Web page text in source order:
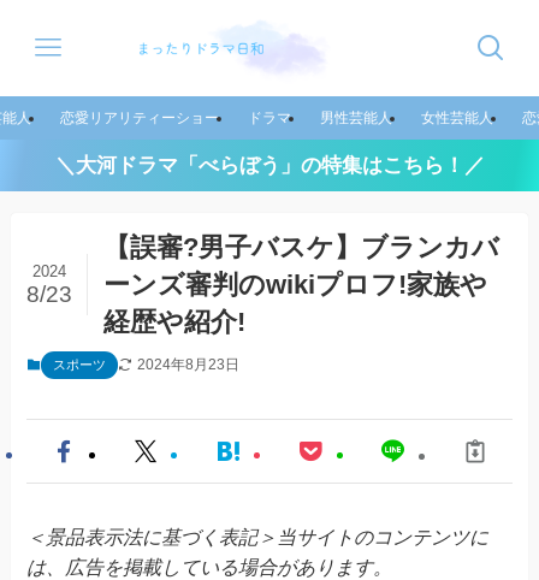
人 恋愛リアリティーショー ドラマ 男性芸能人 女性芸能人
＼大河ドラマ「べらぼう」の特集はこちら！／
【誤審?男子バスケ】ブランカバ
ーンズ審判のwikiプロフ!家族や
経歴や紹介!
2024
8/23
スポーツ 2024年8月23日
＜景品表示法に基づく表記＞当サイトのコンテンツに
は、広告を掲載している場合があります。